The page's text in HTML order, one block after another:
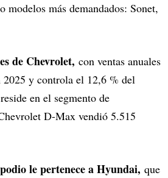
modelos más demandados: Sonet,
de Chevrolet, con ventas anuales
2025 y controla el 12,6 % del
en el segmento de
D-Max vendió 5.515
le pertenece a Hyundai, que